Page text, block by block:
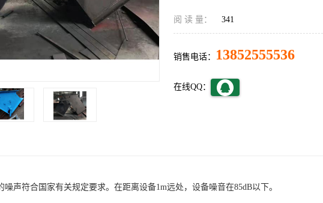
阅 读 量： 341
销售电话： 13852555536
在线QQ：
噪声符合国家有关规定要求。在距离设备1m远处，设备噪音在85dB以下。